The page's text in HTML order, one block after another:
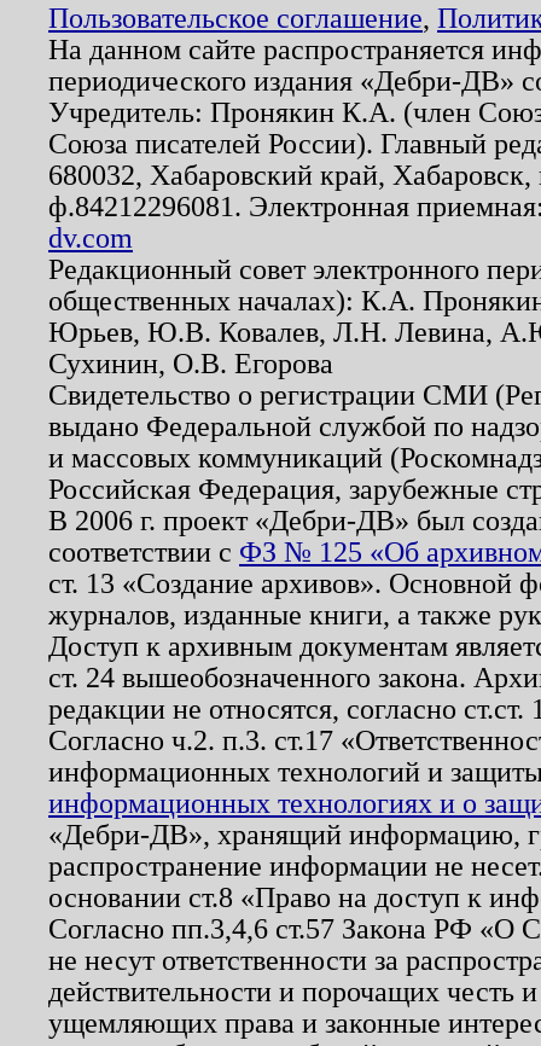
Пользовательское соглашение,
На данном сайте распространяется
периодического издания «Дебри-ДВ»
Учредитель: Пронякин К.А. (член
Союза писателей России). Главный
680032, Хабаровский край,
ф.84212296081. Электронная
dv.com
Редакционный совет электронного
общественных началах): К.А.
Юрьев, Ю.В. Ковалев, Л.Н. Левина,
Сухинин, О.В. Егорова
Свидетельство о регистрации СМИ
выдано Федеральной службой по
и массовых коммуникаций
Российская Федерация, зарубежные
В 2006 г. проект «Дебри-ДВ» был
соответствии с ФЗ № 125 «Об
ст. 13 «Создание архивов». Основной
журналов, изданные книги, а также
Доступ к архивным документам
ст. 24 вышеобозначенного закона.
редакции не относятся, согласно
Согласно ч.2. п.3. ст.17
информационных технологий и
информационных технологиях и о
«Дебри-ДВ», хранящий информацию,
распространение информации не
основании ст.8 «Право на доступ к
Согласно пп.3,4,6 ст.57 Закона РФ «О
не несут ответственности за
действительности и порочащих честь
ущемляющих права и законные